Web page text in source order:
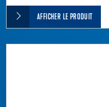
AFFICHER LE PRODUIT